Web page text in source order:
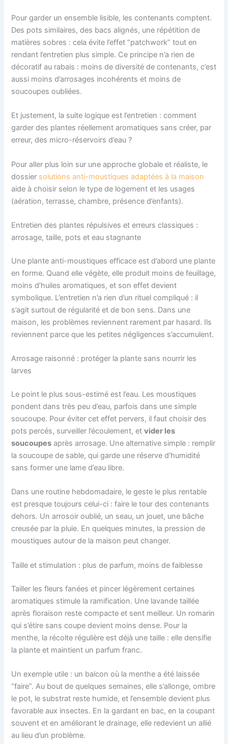
Pour garder un ensemble lisible, les contenants comptent.
Des pots similaires, des bacs alignés, une répétition de
matières sobres : cela évite l’effet “patchwork” tout en
rendant l’entretien plus simple. Ce principe n’a rien de
décoratif au rabais : moins de diversité de contenants, c’est
aussi moins d’arrosages incohérents et moins de
soucoupes oubliées.
Et justement, la suite logique est l’entretien : comment
garder des plantes réellement aromatiques sans créer, par
erreur, des micro-réservoirs d’eau ?
Pour aller plus loin sur une approche globale et réaliste, le
dossier solutions anti-moustiques adaptées à la maison
aide à choisir selon le type de logement et les usages
(aération, terrasse, chambre, présence d’enfants).
Entretien des plantes répulsives et erreurs classiques :
arrosage, taille, pots et eau stagnante
Une plante anti-moustiques efficace est d’abord une plante
en forme. Quand elle végète, elle produit moins de feuillage,
moins d’huiles aromatiques, et son effet devient
symbolique. L’entretien n’a rien d’un rituel compliqué : il
s’agit surtout de régularité et de bon sens. Dans une
maison, les problèmes reviennent rarement par hasard. Ils
reviennent parce que les petites négligences s’accumulent.
Arrosage raisonné : protéger la plante sans nourrir les
larves
Le point le plus sous-estimé est l’eau. Les moustiques
pondent dans très peu d’eau, parfois dans une simple
soucoupe. Pour éviter cet effet pervers, il faut choisir des
pots percés, surveiller l’écoulement, etvider les
soucoupes après arrosage. Une alternative simple : remplir
la soucoupe de sable, qui garde une réserve d’humidité
sans former une lame d’eau libre.
Dans une routine hebdomadaire, le geste le plus rentable
est presque toujours celui-ci : faire le tour des contenants
dehors. Un arrosoir oublié, un seau, un jouet, une bâche
creusée par la pluie. En quelques minutes, la pression de
moustiques autour de la maison peut changer.
Taille et stimulation : plus de parfum, moins de faiblesse
Tailler les fleurs fanées et pincer légèrement certaines
aromatiques stimule la ramification. Une lavande taillée
après floraison reste compacte et sent meilleur. Un romarin
qui s’étire sans coupe devient moins dense. Pour la
menthe, la récolte régulière est déjà une taille : elle densifie
la plante et maintient un parfum franc.
Un exemple utile : un balcon où la menthe a été laissée
“faire”. Au bout de quelques semaines, elle s’allonge, ombre
le pot, le substrat reste humide, et l’ensemble devient plus
favorable aux insectes. En la gardant en bac, en la coupant
souvent et en améliorant le drainage, elle redevient un allié
au lieu d’un problème.